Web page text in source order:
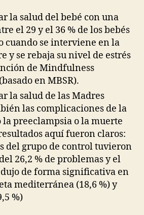
la salud del bebé con una
el 29 y el 36 % de los bebés
cuando se interviene en la
y se rebaja su nivel de estrés
de Mindfulness
en MBSR).
la salud de las Madres
las complicaciones de la
la preeclampsia o la muerte
aquí fueron claros:
del grupo de control tuvieron
26,2 % de problemas y el
de forma significativa en
mediterránea (18,6 %) y
%)